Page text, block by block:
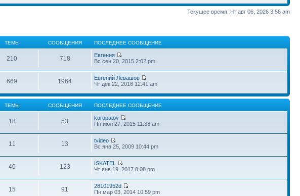
Текущее время: Чт авг 06, 2026 3:56 am
ТЕМЫ СООБЩЕНИЯ ПОСЛЕДНЕЕ СООБЩЕНИЕ
210 718
Евгения
Вс сен 20, 2015 2:02 pm
669 1964
Евгений Левашов
Чт дек 22, 2016 12:41 am
ТЕМЫ СООБЩЕНИЯ ПОСЛЕДНЕЕ СООБЩЕНИЕ
18 53
kuropatov
Пн июл 27, 2015 11:38 am
11 13
tvideo
Вс янв 25, 2009 10:44 pm
40 123
ISKATEL
Чт янв 19, 2017 8:08 pm
15 91
28101952d
Пн мар 03, 2014 10:59 pm